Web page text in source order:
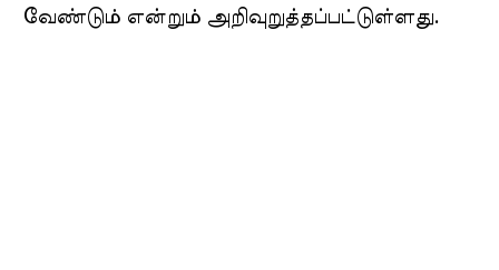
வேண்டும் என்றும் அறிவுறுத்தப்பட்டுள்ளது.